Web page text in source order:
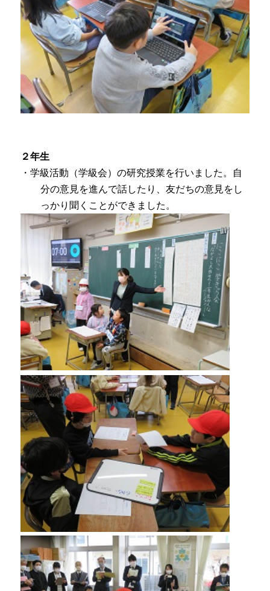
２年生
・学級活動（学級会）の研究授業を行いました。自
分の意見を進んで話したり、友だちの意見をし
っかり聞くことができました。